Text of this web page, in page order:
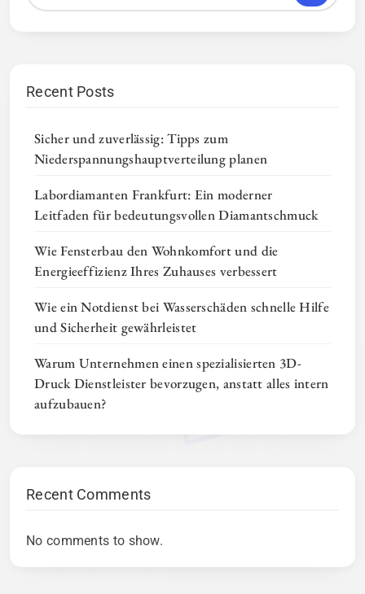
Recent Posts
Sicher und zuverlässig: Tipps zum
Niederspannungshauptverteilung planen
Labordiamanten Frankfurt: Ein moderner
Leitfaden für bedeutungsvollen Diamantschmuck
Wie Fensterbau den Wohnkomfort und die
Energieeffizienz Ihres Zuhauses verbessert
Wie ein Notdienst bei Wasserschäden schnelle Hilfe
und Sicherheit gewährleistet
Warum Unternehmen einen spezialisierten 3D-
Druck Dienstleister bevorzugen, anstatt alles intern
aufzubauen?
Recent Comments
No comments to show.